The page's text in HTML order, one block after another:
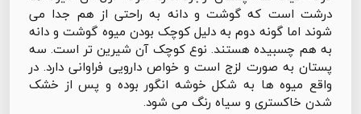
درشت است که گوشت و دانه به راحتی از هم جدا می
شوند اما گونه دوم به دلیل کوچک بودن میوه گوشت و دانه
به هم چسبیده هستند. نوع کوچک آن شیرین تر است. سه
پستان به صورت لزج است و خواص دارویی فراوانی دارد. در
واقع میوه ها به شکل خوشه انگور بوده و پس از خشک
شدن خاکستری و سیاه رنگ می شود.